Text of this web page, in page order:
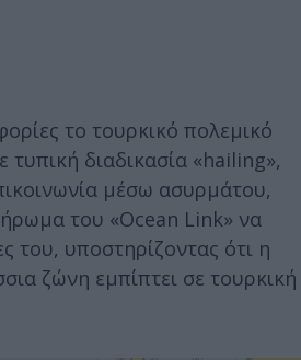
το τουρκικό πολεμικό
διαδικασία «hailing»,
μέσω ασυρμάτου,
του «Ocean Link» να
του, υποστηρίζοντας ότι η
ζώνη εμπίπτει σε τουρκική